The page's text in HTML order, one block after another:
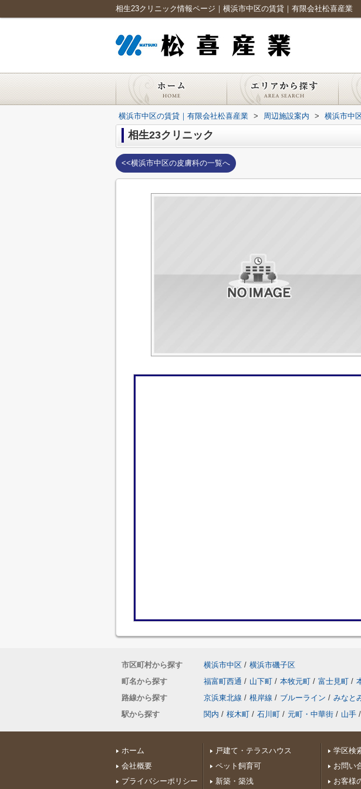
相生23クリニック情報ページ｜横浜市中区の賃貸｜有限会社松喜産業
横浜市中区の賃貸｜有限会社松喜産業 > 周辺施設案内 > 横浜市中
相生23クリニック
<<横浜市中区の皮膚科の一覧へ
市区町村から探す 横浜市中区 / 横浜市磯子区
町名から探す
福富町西通 / 山下町 / 本牧元町 / 富士見町 /
路線から探す
京浜東北線 / 根岸線 / ブルーライン / みなと
駅から探す
関内 / 桜木町 / 石川町 / 元町・中華街 / 山手 /
ホーム
会社概要
プライバシーポリシー
戸建て・テラスハウス
ペット飼育可
新築・築浅
学区検
お問い
お客様